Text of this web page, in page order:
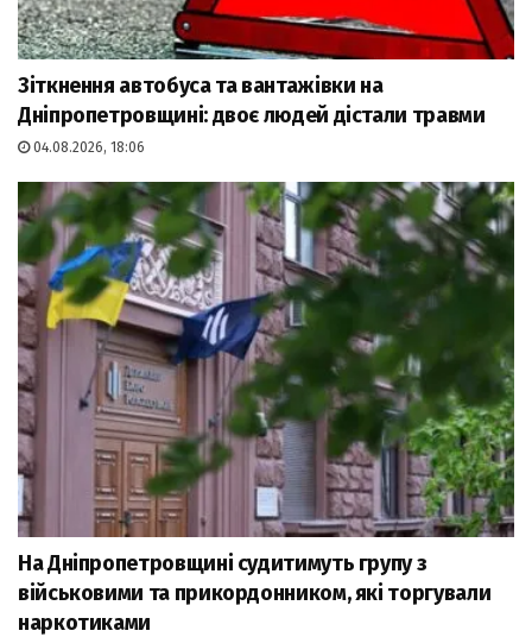
Зіткнення автобуса та вантажівки на
Дніпропетровщині: двоє людей дістали травми
04.08.2026, 18:06
На Дніпропетровщині судитимуть групу з
військовими та прикордонником, які торгували
наркотиками